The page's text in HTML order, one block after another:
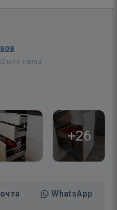
мин. назад
+26
WhatsApp